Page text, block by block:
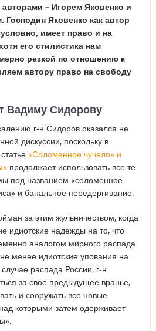
– Игорем Яковенко и
Яковенко как автор
имеет право и на
его стилистика нам
резкой по отношению к
автору право на свободу
Вадиму Сидорову
г-н Сидоров оказался не
дискуссии, поскольку в
«Соломенное чучело» и
продолжает использовать все те
под названием «соломенное
и банальное передергивание.
за этим жульничеством, когда
идиотские надежды на то, что
аналогом мирного распада
менее идиотские упования на
распада России, г-н
за свое предыдущее вранье,
и сооружать все новые
которыми затем одерживает